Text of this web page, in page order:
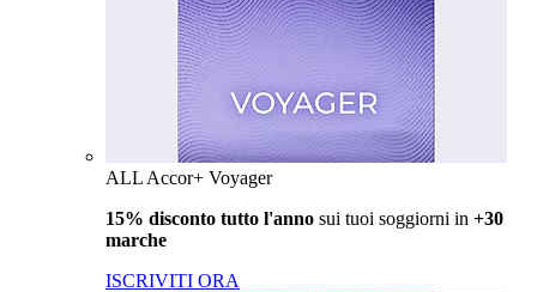
ALL Accor+ Voyager
15% disconto tutto l'anno sui tuoi soggiorni in +30
marche
ISCRIVITI ORA